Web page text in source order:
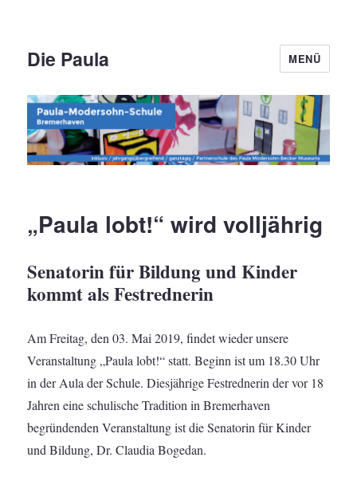
Die Paula MENÜ
„Paula lobt!“ wird volljährig
Senatorin für Bildung und Kinder
kommt als Festrednerin
Am Freitag, den 03. Mai 2019, findet wieder unsere
Veranstaltung „Paula lobt!“ statt. Beginn ist um 18.30 Uhr
in der Aula der Schule. Diesjährige Festrednerin der vor 18
Jahren eine schulische Tradition in Bremerhaven
begründenden Veranstaltung ist die Senatorin für Kinder
und Bildung, Dr. Claudia Bogedan.